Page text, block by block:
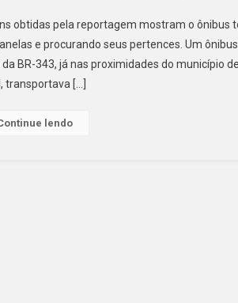
obtidas pela reportagem mostram o ônibus
e procurando seus pertences. Um
BR-343, já nas proximidades do município
transportava […]
lendo